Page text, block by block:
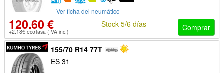
Ver ficha del neumático
120.60 €
+2.18€ ecoTasa (IVA inc.) Comprar
Stock 5/6 días
155/70 R14 77T
ES 31